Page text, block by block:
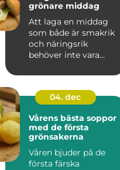
grönare middag
Att laga en middag
som både är smakrik
och näringsrik
behöver inte vara
04. dec
Vårens bästa soppor
med de första
grönsakerna
Våren bjuder på de
första färska